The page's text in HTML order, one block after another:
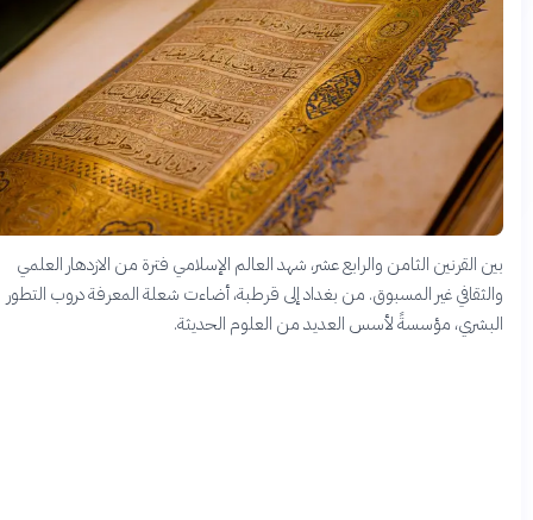
القرنين الثامن والرابع عشر، شهد العالم الإسلامي فترة من الازدهار العلمي
غير المسبوق. من بغداد إلى قرطبة، أضاءت شعلة المعرفة دروب التطور
مؤسسةً لأسس العديد من العلوم الحديثة.